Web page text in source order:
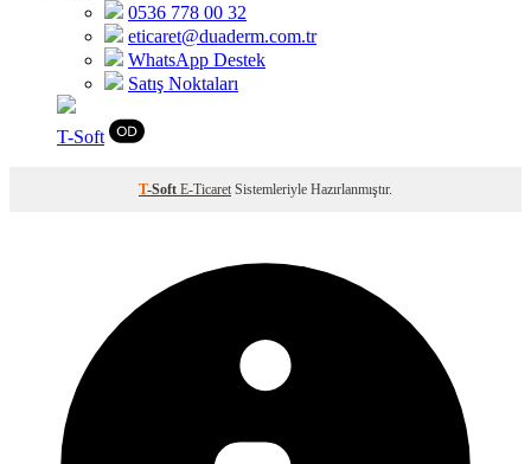
0536 778 00 32
eticaret@duaderm.com.tr
WhatsApp Destek
Satış Noktaları
T-Soft
T-Soft E-Ticaret Sistemleriyle Hazırlanmıştır.